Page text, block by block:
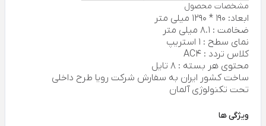
مشخصات محصول
ابعاد: 190 * 1290 میلی متر
ضخامت : 8.1 میلی متر
نمای سطح : 1 استریپ
کلاس تردد : AC4
محتوی هر بسته : 8 تایل
ساخت کشور ایران به سفارش شرکت رویا طرح داخلی
تحت تکنولوژی آلمان
ویژگی ها